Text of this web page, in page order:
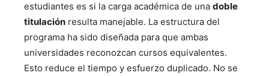
estudiantes es si la carga académica de una doble
titulación resulta manejable. La estructura del
programa ha sido diseñada para que ambas
universidades reconozcan cursos equivalentes.
Esto reduce el tiempo y esfuerzo duplicado. No se